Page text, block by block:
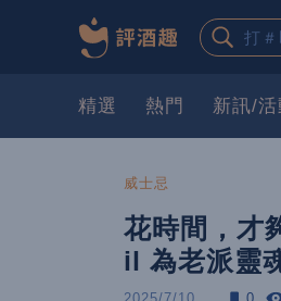
精選 熱門 新訊/活
威士忌
花時間，才
il 為老派靈